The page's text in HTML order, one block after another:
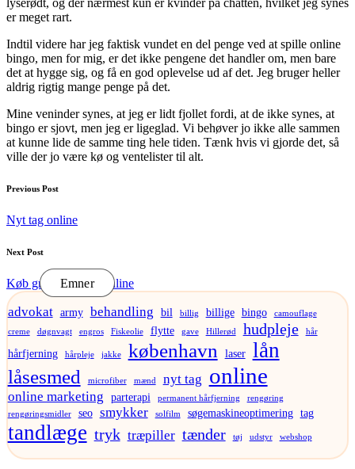
er meget rart.
Indtil videre har jeg faktisk vundet en del penge ved at spille online
bingo, men for mig, er det ikke pengene det handler om, men bare
det at hygge sig, og få en god oplevelse ud af det. Jeg bruger heller
aldrig rigtig mange penge på det.
Mine veninder synes, at jeg er lidt fjollet fordi, at de ikke synes, at
bingo er sjovt, men jeg er ligeglad. Vi behøver jo ikke alle sammen
at kunne lide de samme ting hele tiden. Tænk hvis vi gjorde det, så
ville der jo være kø og ventelister til alt.
Post
navigation
Previous Post
Nyt tag online
Next Post
Køb graviditetstest online
Emner
advokat army behandling bil billig billige bingo camouflage
creme døgnvagt engros Fiskeolie flytte gave Hillerød hudpleje hår
hårfjerning hårpleje jakke københavn laser lån
låsesmed microfiber mænd nyt tag online
online marketing parterapi permanent hårfjerning
rengøring
rengøringsmidler
seo smykker solfilm søgemaskineoptimering tag
tandlæge tryk træpiller tænder tøj udstyr webshop